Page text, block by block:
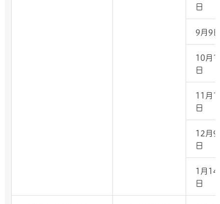
日
9月9
10月
日
11月
日
12月9
日
1月14
日